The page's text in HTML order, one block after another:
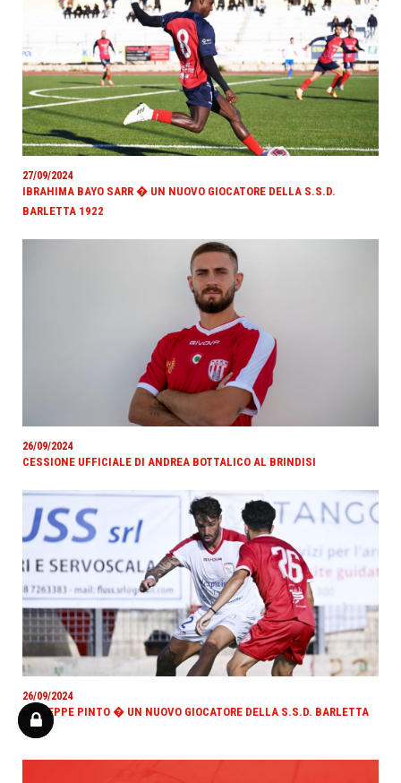
27/09/2024
IBRAHIMA BAYO SARR � UN NUOVO GIOCATORE DELLA S.S.D.
BARLETTA 1922
26/09/2024
CESSIONE UFFICIALE DI ANDREA BOTTALICO AL BRINDISI
26/09/2024
GIUSEPPE PINTO � UN NUOVO GIOCATORE DELLA S.S.D. BARLETTA
1922